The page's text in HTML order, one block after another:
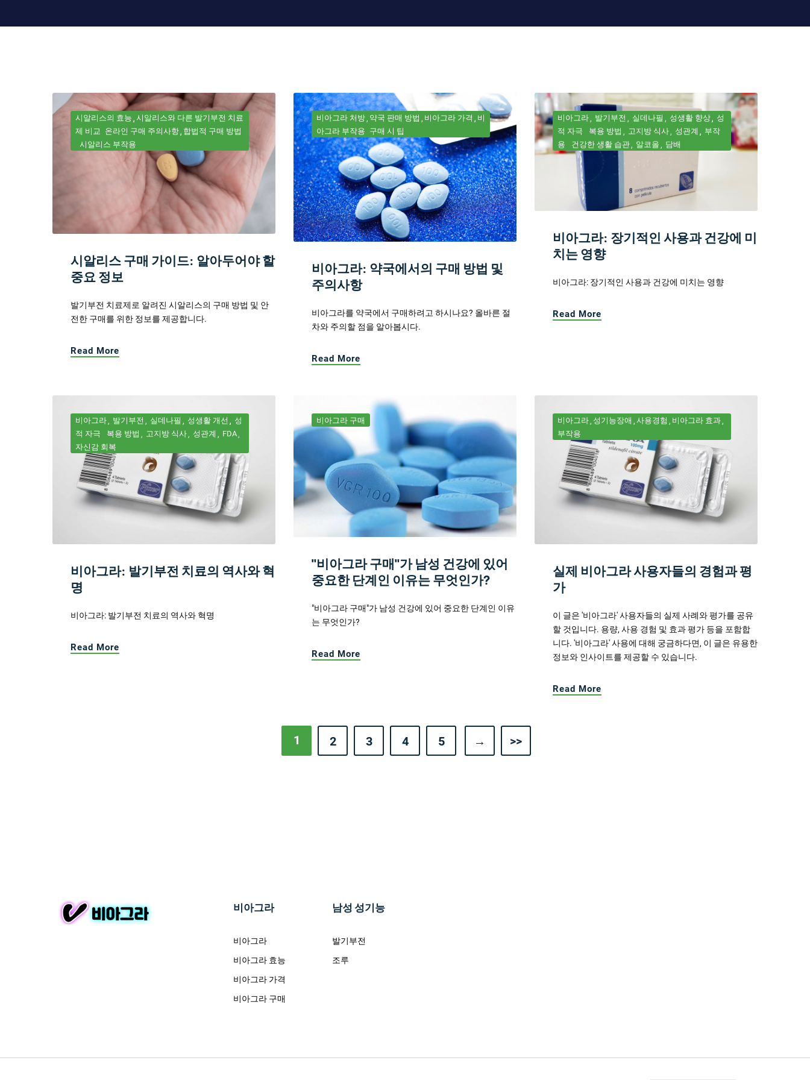
시알리스의 효능 시알리스와 다른 발기부전 치료
제 비교 온라인 구매 주의사항 합법적 구매 방법
시알리스 부작용
시알리스 구매 가이드: 알아두어야 할
중요 정보
발기부전 치료제로 알려진 시알리스의 구매 방법 및 안
전한 구매를 위한 정보를 제공합니다.
Read More
비아그라 처방 약국 판매 방법 비아그라 가격
비
아그라 부작용 구매 시 팁
비아그라: 약국에서의 구매 방법 및
주의사항
비아그라를 약국에서 구매하려고 하시나요? 올바른 절
차와 주의할 점을 알아봅시다.
Read More
비아그라 발기부전 실데나필 성생활 향상
성
적 자극
복용 방법 고지방 식사 성관계
부작
용
건강한 생활 습관 알코올 담배
비아그라: 장기적인 사용과 건강에 미
치는 영향
비아그라: 장기적인 사용과 건강에 미치는 영향
Read More
비아그라 발기부전 실데나필 성생활 개선
성
적 자극
복용 방법 고지방 식사 성관계
FDA
자신감 회복
비아그라: 발기부전 치료의 역사와 혁
명
비아그라: 발기부전 치료의 역사와 혁명
Read More
비아그라 구매
"비아그라 구매"가 남성 건강에 있어
중요한 단계인 이유는 무엇인가?
"비아그라 구매"가 남성 건강에 있어 중요한 단계인 이유
는 무엇인가?
Read More
비아그라 성기능장애 사용경험
비아그라 효과
부작용
실제 비아그라 사용자들의 경험과 평
가
이 글은 '비아그라' 사용자들의 실제 사례와 평가를 공유
할 것입니다. 용량, 사용 경험 및 효과 평가 등을 포함합
니다. '비아그라' 사용에 대해 궁금하다면, 이 글은 유용한
정보와 인사이트를 제공할 수 있습니다.
Read More
1 2 3 4 5 → >>
비아그라
비아그라
비아그라 효능
비아그라 가격
비아그라 구매
남성 성기능
발기부전
조루